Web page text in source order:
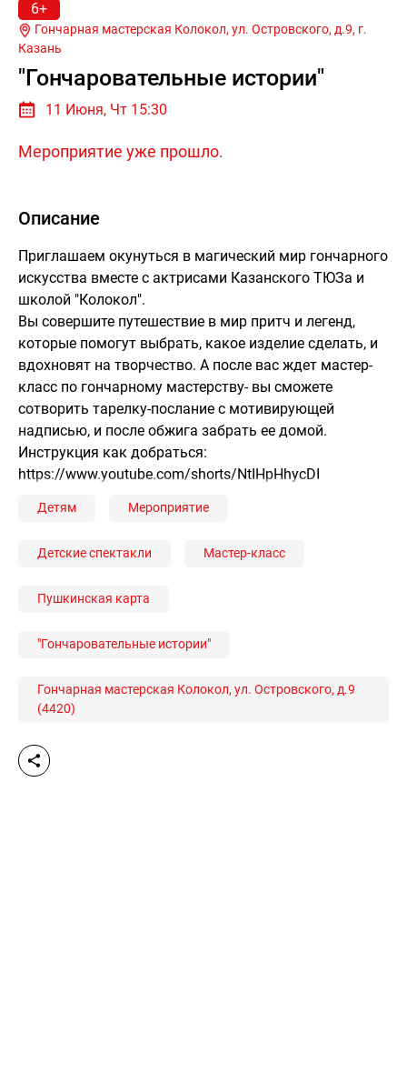
6+
Гончарная мастерская Колокол, ул. Островского, д.9, г.
Казань
"Гончаровательные истории"
11 Июня, Чт 15:30
Мероприятие уже прошло.
Описание
Приглашаем окунуться в магический мир гончарного
искусства вместе с актрисами Казанского ТЮЗа и
школой "Колокол".
Вы совершите путешествие в мир притч и легенд,
которые помогут выбрать, какое изделие сделать, и
вдохновят на творчество. А после вас ждет мастер-
класс по гончарному мастерству- вы сможете
сотворить тарелку-послание с мотивирующей
надписью, и после обжига забрать ее домой.
Инструкция как добраться:
https://www.youtube.com/shorts/NtIHpHhycDI
Детям Мероприятие
Детские спектакли Мастер-класс
Пушкинская карта
"Гончаровательные истории"
Гончарная мастерская Колокол, ул. Островского, д.9
(4420)